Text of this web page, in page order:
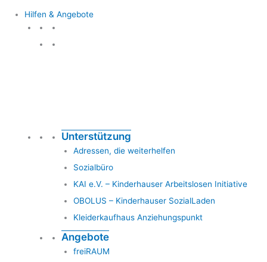
Hilfen & Angebote
Unterstützung
Adressen, die weiterhelfen
Sozialbüro
KAI e.V. – Kinderhauser Arbeitslosen Initiative
OBOLUS – Kinderhauser SozialLaden
Kleiderkaufhaus Anziehungspunkt
Angebote
freiRAUM